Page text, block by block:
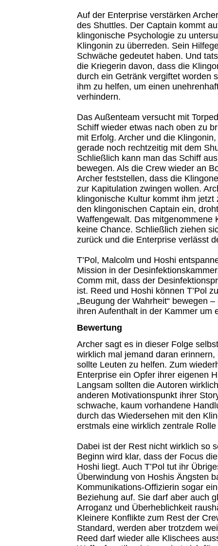
Auf der Enterprise verstärken
des Shuttles. Der Captain kommt
klingonische Psychologie zu
Klingonin zu überreden. Sein
Schwäche gedeutet haben. Und
die Kriegerin davon, dass die
durch ein Getränk vergiftet worden
ihm zu helfen, um einen
verhindern.
Das Außenteam versucht mit
Schiff wieder etwas nach oben zu
mit Erfolg. Archer und die Klingonin,
gerade noch rechtzeitig mit dem
Schließlich kann man das Schiff
bewegen. Als die Crew wieder an
Archer feststellen, dass die
zur Kapitulation zwingen wollen.
klingonische Kultur kommt ihm jetzt
den klingonischen Captain ein,
Waffengewalt. Das mitgenommene
keine Chance. Schließlich ziehen
zurück und die Enterprise verlässt
T’Pol, Malcolm und Hoshi
Mission in der
Comm mit, dass der
ist. Reed und Hoshi können T’Pol
„Beugung der Wahrheit“ bewegen
ihren Aufenthalt in der Kammer um
Bewertung
Archer sagt es in dieser Folge
wirklich mal jemand daran
sollte Leuten zu helfen. Zum
Enterprise ein Opfer ihrer eigenen
Langsam sollten die Autoren
anderen Motivationspunkt ihrer
schwache, kaum vorhandene
durch das Wiedersehen mit den
erstmals eine wirklich zentrale
Dabei ist der Rest nicht wirklich so
Beginn wird klar, dass der Focus
Hoshi liegt. Auch T’Pol tut ihr
Überwindung von Hoshis Ängsten
Kommunikations-Offizierin sogar
Beziehung auf. Sie darf aber auch
Arroganz und Überheblichkeit
Kleinere Konflikte zum Rest der
Standard, werden aber trotzdem
Reed darf wieder alle Klischees